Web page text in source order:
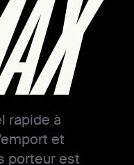
rapide à
et
porteur est